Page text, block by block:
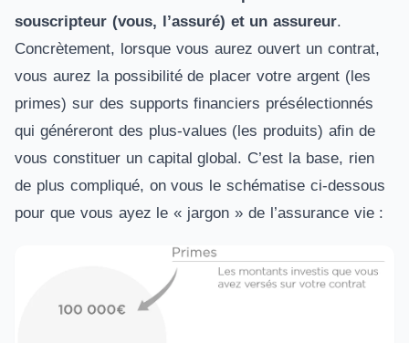
souscripteur (vous, l’assuré) et un assureur.
Concrètement, lorsque vous aurez ouvert un contrat,
vous aurez la possibilité de placer votre argent (les
primes) sur des supports financiers présélectionnés
qui généreront des plus-values (les produits) afin de
vous constituer un capital global. C’est la base, rien
de plus compliqué, on vous le schématise ci-dessous
pour que vous ayez le « jargon » de l’assurance vie :